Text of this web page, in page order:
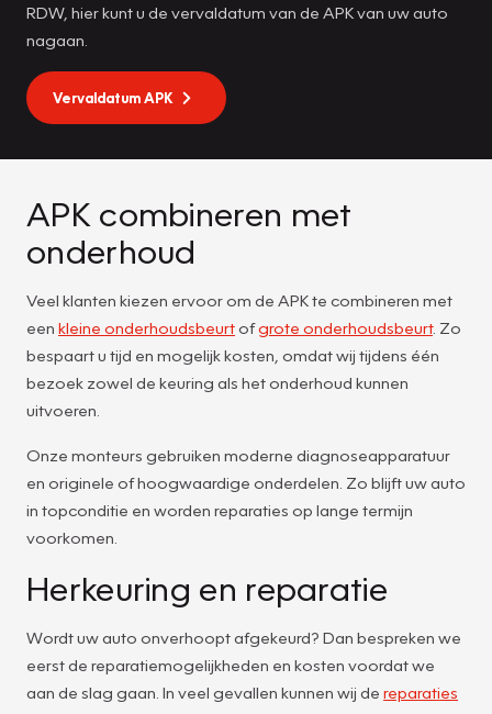
RDW, hier kunt u de vervaldatum van de APK van uw auto
nagaan.
Vervaldatum APK
APK combineren met
onderhoud
Veel klanten kiezen ervoor om de APK te combineren met
een kleine onderhoudsbeurtofgrote onderhoudsbeurt. Zo
bespaart u tijd en mogelijk kosten, omdat wij tijdens één
bezoek zowel de keuring als het onderhoud kunnen
uitvoeren.
Onze monteurs gebruiken moderne diagnoseapparatuur
en originele of hoogwaardige onderdelen. Zo blijft uw auto
in topconditie en worden reparaties op lange termijn
voorkomen.
Herkeuring en reparatie
Wordt uw auto onverhoopt afgekeurd? Dan bespreken we
eerst de reparatiemogelijkheden en kosten voordat we
aan de slag gaan. In veel gevallen kunnen wij de reparaties